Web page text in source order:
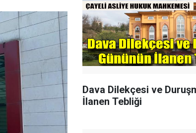
Dava Dilekçesi ve
İlanen Tebliği